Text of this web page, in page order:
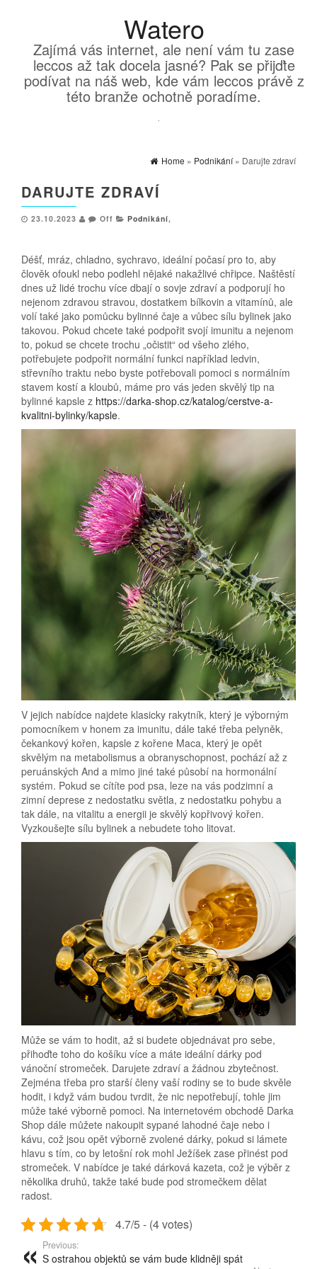
Watero
Zajímá vás internet, ale není vám tu zase
leccos až tak docela jasné? Pak se přijďte
podívat na náš web, kde vám leccos právě z
této branže ochotně poradíme.
Home » Podnikání» Darujte zdraví
DARUJTE ZDRAVÍ
23.10.2023 Off Podnikání,
Déšť, mráz, chladno, sychravo, ideální počasí pro to, aby
člověk ofoukl nebo podlehl nějaké nakažlivé chřipce. Naštěstí
dnes už lidé trochu více dbají o sovje zdraví a podporují ho
nejenom zdravou stravou, dostatkem bílkovin a vitamínů, ale
volí také jako pomůcku bylinné čaje a vůbec sílu bylinek jako
takovou. Pokud chcete také podpořit svojí imunitu a nejenom
to, pokud se chcete trochu „očistit“ od všeho zlého,
potřebujete podpořit normální funkci například ledvin,
střevního traktu nebo byste potřebovali pomoci s normálním
stavem kostí a kloubů, máme pro vás jeden skvělý tip na
bylinné kapsle z https://darka-shop.cz/katalog/cerstve-a-
kvalitni-bylinky/kapsle.
V jejich nabídce najdete klasicky rakytník, který je výborným
pomocníkem v honem za imunitu, dále také třeba pelyněk,
čekankový kořen, kapsle z kořene Maca, který je opět
skvělým na metabolismus a obranyschopnost, pochází až z
peruánských And a mimo jiné také působí na hormonální
systém. Pokud se cítíte pod psa, leze na vás podzimní a
zimní deprese z nedostatku světla, z nedostatku pohybu a
tak dále, na vitalitu a energii je skvělý kopřivový kořen.
Vyzkoušejte sílu bylinek a nebudete toho litovat.
Může se vám to hodit, až si budete objednávat pro sebe,
přihoďte toho do košíku více a máte ideální dárky pod
vánoční stromeček. Darujete zdraví a žádnou zbytečnost.
Zejména třeba pro starší členy vaší rodiny se to bude skvěle
hodit, i když vám budou tvrdit, že nic nepotřebují, tohle jim
může také výborně pomoci. Na internetovém obchodě Darka
Shop dále můžete nakoupit sypané lahodné čaje nebo i
kávu, což jsou opět výborně zvolené dárky, pokud si lámete
hlavu s tím, co by letošní rok mohl Ježíšek zase přinést pod
stromeček. V nabídce je také dárková kazeta, což je výběr z
několika druhů, takže také bude pod stromečkem dělat
radost.
4.7/5 - (4 votes)
Previous:
S ostrahou objektů se vám bude klidněji spát